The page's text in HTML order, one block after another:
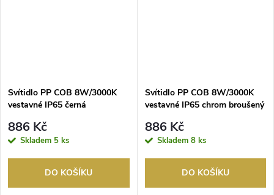
Svítidlo PP COB 8W/3000K
vestavné IP65 černá
886 Kč
Skladem 5 ks
DO KOŠÍKU
Svítidlo PP COB 8W/3000K
vestavné IP65 chrom broušený
886 Kč
Skladem 8 ks
DO KOŠÍKU